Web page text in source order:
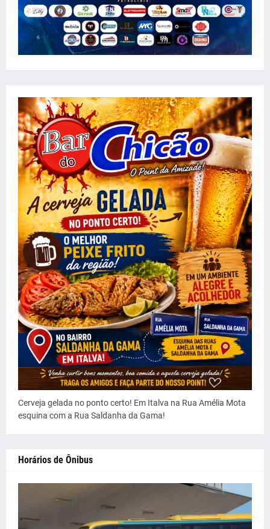
Cerveja gelada no ponto certo! Em Italva na Rua Amélia Mota
esquina com a Rua Saldanha da Gama!
Horários de Ônibus